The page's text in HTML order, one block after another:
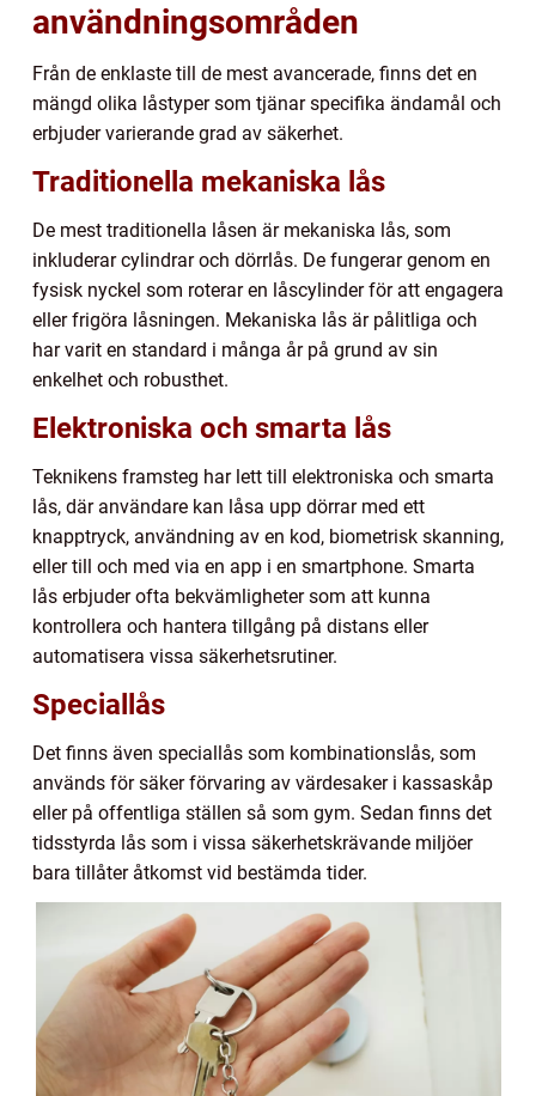
användningsområden
Från de enklaste till de mest avancerade, finns det en
mängd olika låstyper som tjänar specifika ändamål och
erbjuder varierande grad av säkerhet.
Traditionella mekaniska lås
De mest traditionella låsen är mekaniska lås, som
inkluderar cylindrar och dörrlås. De fungerar genom en
fysisk nyckel som roterar en låscylinder för att engagera
eller frigöra låsningen. Mekaniska lås är pålitliga och
har varit en standard i många år på grund av sin
enkelhet och robusthet.
Elektroniska och smarta lås
Teknikens framsteg har lett till elektroniska och smarta
lås, där användare kan låsa upp dörrar med ett
knapptryck, användning av en kod, biometrisk skanning,
eller till och med via en app i en smartphone. Smarta
lås erbjuder ofta bekvämligheter som att kunna
kontrollera och hantera tillgång på distans eller
automatisera vissa säkerhetsrutiner.
Speciallås
Det finns även speciallås som kombinationslås, som
används för säker förvaring av värdesaker i kassaskåp
eller på offentliga ställen så som gym. Sedan finns det
tidsstyrda lås som i vissa säkerhetskrävande miljöer
bara tillåter åtkomst vid bestämda tider.